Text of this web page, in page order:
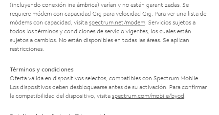
(incluyendo conexión inalámbrica) varían y no están garantizadas. Se
requiere módem con capacidad Gig para velocidad Gig. Para ver una lista de
módems con capacidad, visita spectrum.net/modem . Servicios sujetos a
todos los términos y condiciones de servicio vigentes, los cuales están
sujetos a cambios. No están disponibles en todas las áreas. Se aplican
restricciones.
Términos y condiciones
Oferta válida en dispositivos selectos, compatibles con Spectrum Mobile.
Los dispositivos deben desbloquearse antes de su activación. Para confirmar
la compatibilidad del dispositivo, visita spectrum.com/mobile/byod